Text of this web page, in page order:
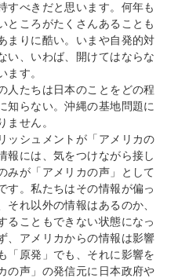
すべきだと思います。何年も
ところがたくさんあることも
まりに酷い。いまや自発的対
い、いわば、開けてはならな
ます。
人たちは日本のことをどの程
知らない。沖縄の基地問題に
ません。
ッシュメントが「アメリカの
報には、気をつけながら接し
みが「アメリカの声」として
す。私たちはその情報が偏っ
れ以外の情報はあるのか、
ることもできない状態になっ
、アメリカからの情報は影響
「原発」でも、それに影響を
の声」の発信元に日本政府や